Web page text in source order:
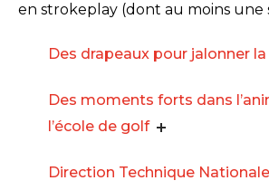
en strokeplay (dont au moins une
Des drapeaux pour jalonner
Des moments forts dans
l’école de golf
Direction Technique